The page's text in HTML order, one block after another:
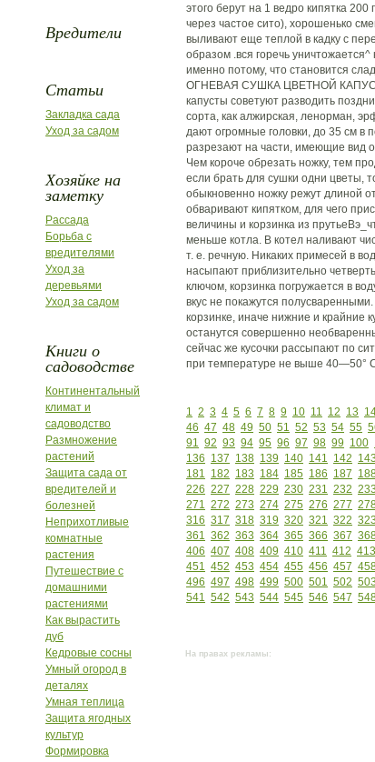
Вредители
Статьи
Закладка сада
Уход за садом
Хозяйке на
заметку
Рассада
Борьба с
вредителями
Уход за
деревьями
Уход за садом
Книги о
садоводстве
Континентальный
климат и
садоводство
Размножение
растений
Защита сада от
вредителей и
болезней
Неприхотливые
комнатные
растения
Путешествие с
домашними
растениями
Как вырастить
дуб
Кедровые сосны
Умный огород в
деталях
Умная теплица
Защита ягодных
культур
Формировка
этого берут на 1 ведро кипятка
через частое сито), хорошенько
выливают еще теплой в кадку с
образом .вся горечь
именно потому, что становится
ОГНЕВАЯ СУШКА ЦВЕТНОЙ
капусты советуют разводить
сорта, как алжирская, ленорман,
дают огромные головки, до 35 см в
разрезают на части, имеющие вид
Чем короче обрезать ножку, тем
если брать для сушки одни цветы,
обыкновенно ножку режут длиной
обваривают кипятком, для чего
величины и корзинка из
меньше котла. В котел наливают
т. е. речную. Никаких примесей в
насыпают приблизительно
ключом, корзинка погружается в
вкус не покажутся
корзинке, иначе нижние и крайние
останутся совершенно
сейчас же кусочки рассыпают по
при температуре не выше 40—50°
1 2 3 4 5 6 7 8 9 10 11 12 13
46 47 48 49 50 51 52 53 54 55
91 92 93 94 95 96 97 98 99 100
136 137 138 139 140 141 142 143
181 182 183 184 185 186 187
226 227 228 229 230 231 232 233
271 272 273 274 275 276 277
316 317 318 319 320 321 322 323
361 362 363 364 365 366 367
406 407 408 409 410 411 412 413
451 452 453 454 455 456 457
496 497 498 499 500 501 502 503
541 542 543 544 545 546 547
На правах рекламы: